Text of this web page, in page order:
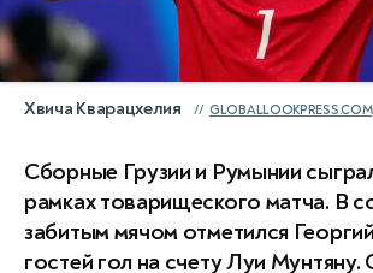
Хвича Кварацхелия GLOBALLOOKPRESS.COM
Сборные Грузии и Румынии
рамках товарищеского матча. В
забитым мячом отметился
гостей гол на счету Луи Мунтяну.